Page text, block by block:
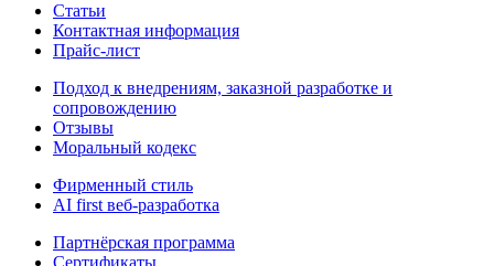
Статьи
Контактная информация
Прайс-лист
Подход к внедрениям, заказной разработке и
сопровождению
Отзывы
Моральный кодекс
Фирменный стиль
AI first веб-разработка
Партнёрская программа
Сертификаты